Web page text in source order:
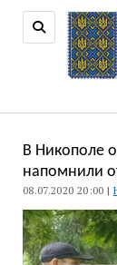
В Никополе
напомнили
08.07.2020 20:00 |